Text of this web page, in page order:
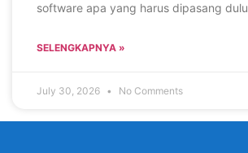
software apa yang harus dipasang
SELENGKAPNYA »
July 30, 2026 No Comments